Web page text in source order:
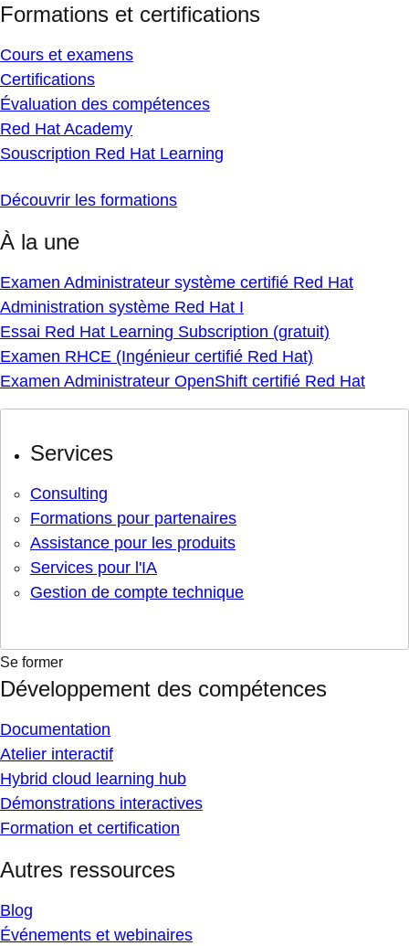
Formations et certifications
Cours et examens
Certifications
Évaluation des compétences
Red Hat Academy
Souscription Red Hat Learning
Découvrir les formations
À la une
Examen Administrateur système certifié Red Hat
Administration système Red Hat I
Essai Red Hat Learning Subscription (gratuit)
Examen RHCE (Ingénieur certifié Red Hat)
Examen Administrateur OpenShift certifié Red Hat
Services
Consulting
Formations pour partenaires
Assistance pour les produits
Services pour l'IA
Gestion de compte technique
Se former
Développement des compétences
Documentation
Atelier interactif
Hybrid cloud learning hub
Démonstrations interactives
Formation et certification
Autres ressources
Blog
Événements et webinaires